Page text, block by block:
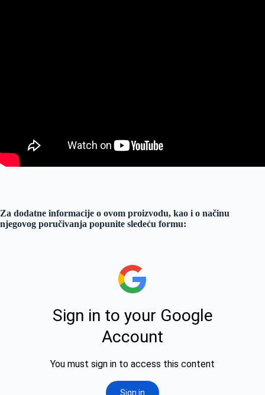
Za dodatne informacije o ovom proizvodu, kao i o načinu
njegovog poručivanja popunite sledeću formu: